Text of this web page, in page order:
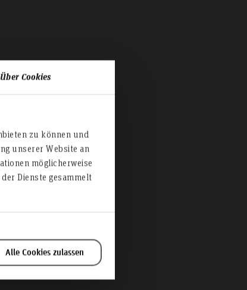
Über Cookies
zu können und
unserer Website an
möglicherweise
Dienste gesammelt
Alle Cookies zulassen